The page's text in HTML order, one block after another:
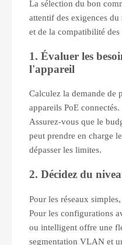
La sélection du bon
attentif des exigences du
et de la compatibilité des
1. Évaluer les
l'appareil
Calculez la demande de
appareils PoE connectés.
Assurez-vous que le
peut prendre en charge
dépasser les limites.
2. Décidez du
Pour les réseaux
Pour les configurations
ou intelligent offre une
segmentation VLAN et